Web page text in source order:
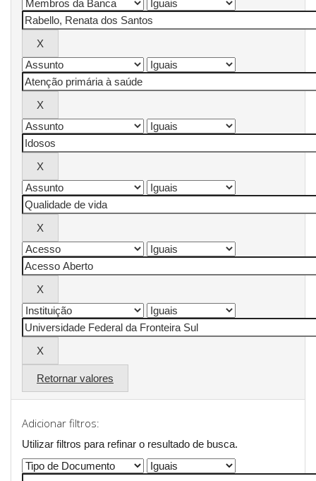
Retornar valores
Adicionar filtros:
Utilizar filtros para refinar o resultado de busca.